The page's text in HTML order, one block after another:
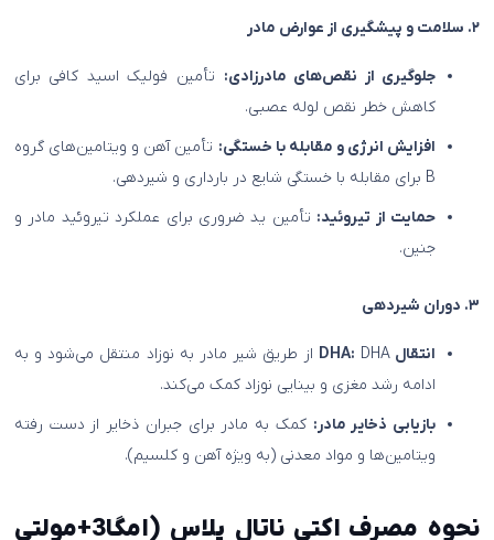
۲. سلامت و پیشگیری از عوارض مادر
جلوگیری از نقص‌های مادرزادی: تأمین فولیک اسید کافی برای
کاهش خطر نقص لوله عصبی.
افزایش انرژی و مقابله با خستگی: تأمین آهن و ویتامین‌های گروه
B برای مقابله با خستگی شایع در بارداری و شیردهی.
حمایت از تیروئید: تأمین ید ضروری برای عملکرد تیروئید مادر و
جنین.
۳. دوران شیردهی
انتقال DHA:
DHA از طریق شیر مادر به نوزاد منتقل می‌شود و به
ادامه رشد مغزی و بینایی نوزاد کمک می‌کند.
بازیابی ذخایر مادر: کمک به مادر برای جبران ذخایر از دست رفته
ویتامین‌ها و مواد معدنی (به ویژه آهن و کلسیم).
نحوه مصرف اکتي ناتال پلاس (امگا3+مولتي